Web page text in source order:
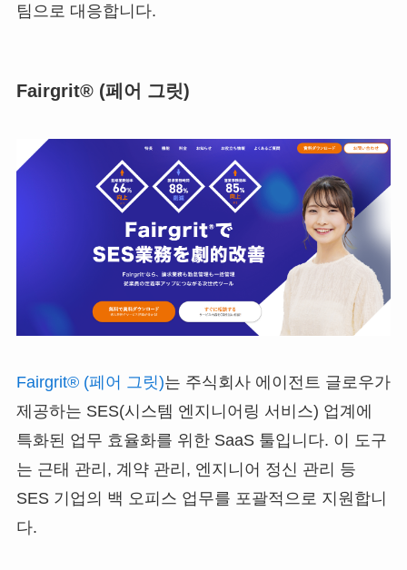
팀으로 대응합니다.
Fairgrit® (페어 그릿)
Fairgrit® (페어 그릿)는 주식회사 에이전트 글로우가
제공하는 SES(시스템 엔지니어링 서비스) 업계에
특화된 업무 효율화를 위한 SaaS 툴입니다. 이 도구
는 근태 관리, 계약 관리, 엔지니어 정신 관리 등
SES 기업의 백 오피스 업무를 포괄적으로 지원합니
다.